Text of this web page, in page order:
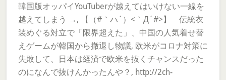
韓国版オッパイYouTuberが越えてはいけない一線を
越えてしまう →, 【（#｀ハ´）<｀Д´#>】 伝統衣
装めぐる対立で「限界超えた」、中国の人気着せ替
えゲームが韓国から撤退し物議, 欧米がコロナ対策に
失敗して、日本は経済で欧米を抜くチャンスだった
のになんで抜けんかったんや？, http://2ch-